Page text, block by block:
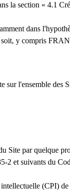
la section « 4.1
dans
soit, y compris
l'ensemble des
par quelque
2 et suivants du
(CPI)